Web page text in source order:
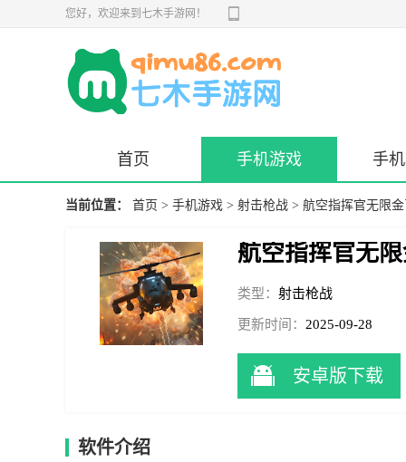
您好，欢迎来到七木手游网！
首页 手机游戏 手
当前位置： 首页 > 手机游戏 > 射击枪战 > 航空指挥官无限
航空指挥官无
类型： 射击枪战
更新时间： 2025-09-28
16:35:54
安卓版下载
软件介绍